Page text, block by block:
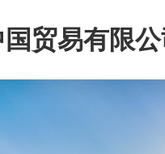
贸易有限